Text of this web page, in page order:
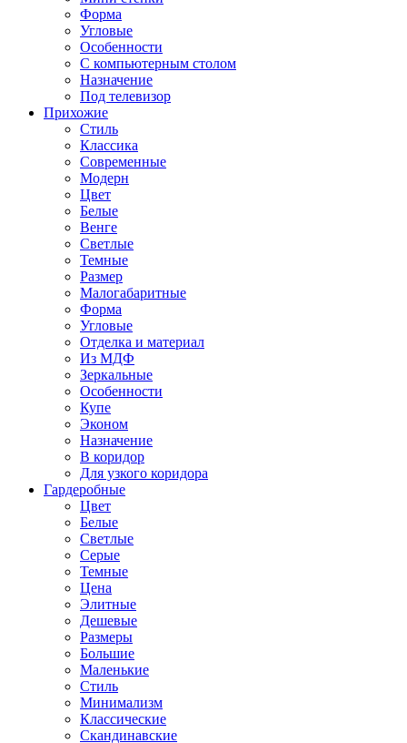
Форма
Угловые
Особенности
С компьютерным столом
Назначение
Под телевизор
Прихожие
Стиль
Классика
Современные
Модерн
Цвет
Белые
Венге
Светлые
Темные
Размер
Малогабаритные
Форма
Угловые
Отделка и материал
Из МДФ
Зеркальные
Особенности
Купе
Эконом
Назначение
В коридор
Для узкого коридора
Гардеробные
Цвет
Белые
Светлые
Серые
Темные
Цена
Элитные
Дешевые
Размеры
Большие
Маленькие
Стиль
Минимализм
Классические
Скандинавские